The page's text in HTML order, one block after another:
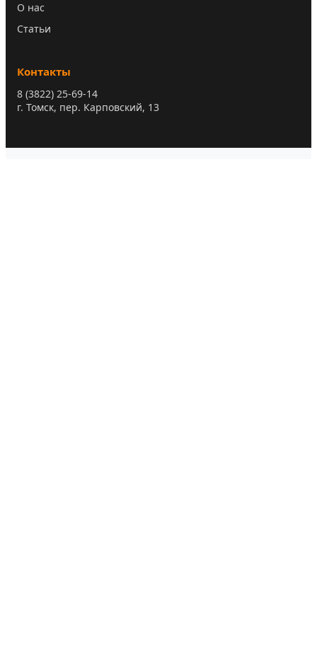
О нас
Статьи
Контакты
8 (3822) 25-69-14
г. Томск, пер. Карповский, 13